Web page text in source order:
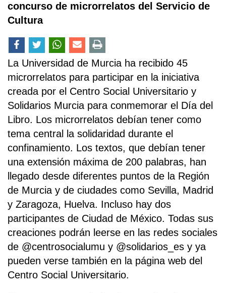
concurso de microrrelatos del Servicio de
Cultura
La Universidad de Murcia ha recibido 45
microrrelatos para participar en la iniciativa
creada por el Centro Social Universitario y
Solidarios Murcia para conmemorar el Día del
Libro. Los microrrelatos debían tener como
tema central la solidaridad durante el
confinamiento. Los textos, que debían tener
una extensión máxima de 200 palabras, han
llegado desde diferentes puntos de la Región
de Murcia y de ciudades como Sevilla, Madrid
y Zaragoza, Huelva. Incluso hay dos
participantes de Ciudad de México. Todas sus
creaciones podrán leerse en las redes sociales
de @centrosocialumu y @solidarios_es y ya
pueden verse también en la página web del
Centro Social Universitario.